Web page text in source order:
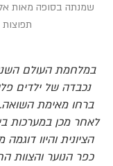
שמנתה בסופה מאות
במלחמת העולם
נכבדה של ילדים
ברחו מאימת
לאחר מכן במערכות
הציונית והיוו
כפר הנוער והצוות